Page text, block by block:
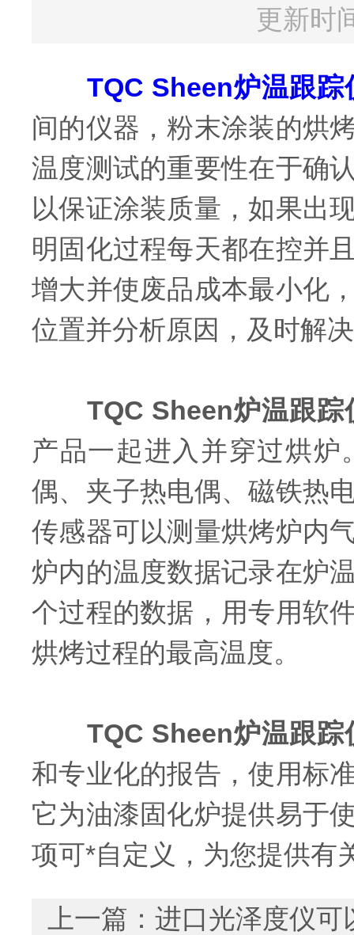
更新时
TQC Sheen炉温跟踪
间的仪器，粉末涂装的烘
温度测试的重要性在于确
以保证涂装质量，如果出
明固化过程每天都在控并
增大并使废品成本最小化
位置并分析原因，及时解
TQC Sheen炉温跟踪
产品一起进入并穿过烘
偶、夹子热电偶、磁铁热
传感器可以测量烘烤炉内
炉内的温度数据记录在炉
个过程的数据，用专用软
烘烤过程的最高温度。
TQC Sheen炉温跟踪
和专业化的报告，使用标
它为油漆固化炉提供易于
项可*自定义，为您提供有
上一篇： 进口光泽度仪可